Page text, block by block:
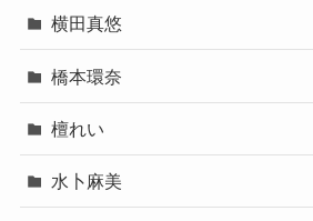
横田真悠
橋本環奈
檀れい
水卜麻美